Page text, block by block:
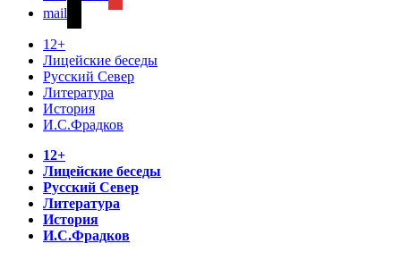
mail
12+
Лицейские беседы
Русский Север
Литература
История
И.С.Фрадков
12+
Лицейские беседы
Русский Север
Литература
История
И.С.Фрадков